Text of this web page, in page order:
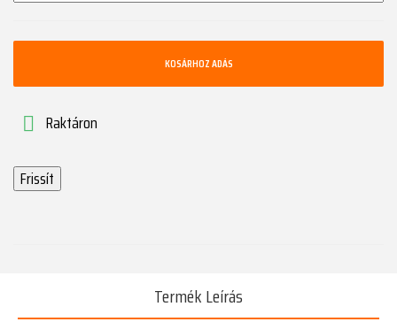
KOSÁRHOZ ADÁS
 Raktáron
Termék Leírás